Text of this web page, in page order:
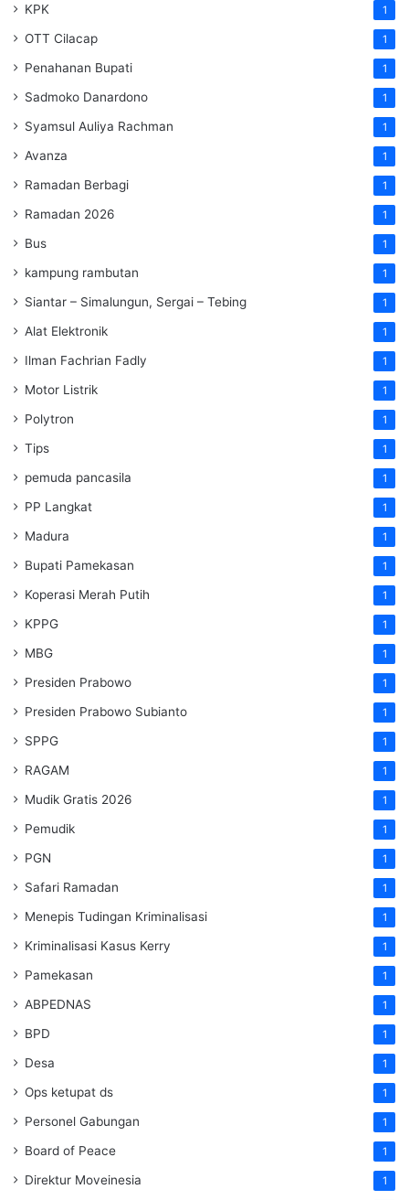
KPK 1
OTT Cilacap 1
Penahanan Bupati 1
Sadmoko Danardono 1
Syamsul Auliya Rachman 1
Avanza 1
Ramadan Berbagi 1
Ramadan 2026 1
Bus 1
kampung rambutan 1
Siantar – Simalungun, Sergai – Tebing 1
Alat Elektronik 1
Ilman Fachrian Fadly 1
Motor Listrik 1
Polytron 1
Tips 1
pemuda pancasila 1
PP Langkat 1
Madura 1
Bupati Pamekasan 1
Koperasi Merah Putih 1
KPPG 1
MBG 1
Presiden Prabowo 1
Presiden Prabowo Subianto 1
SPPG 1
RAGAM 1
Mudik Gratis 2026 1
Pemudik 1
PGN 1
Safari Ramadan 1
Menepis Tudingan Kriminalisasi 1
Kriminalisasi Kasus Kerry 1
Pamekasan 1
ABPEDNAS 1
BPD 1
Desa 1
Ops ketupat ds 1
Personel Gabungan 1
Board of Peace 1
Direktur Moveinesia 1